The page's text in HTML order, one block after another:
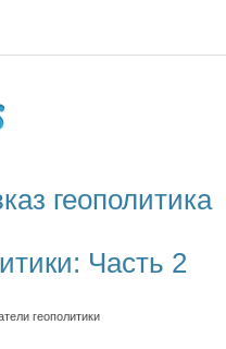
геополитика
Часть 2
геополитики